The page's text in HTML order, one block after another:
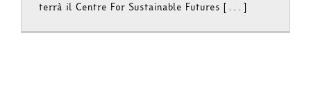
terrà il Centre For Sustainable Futures [...]